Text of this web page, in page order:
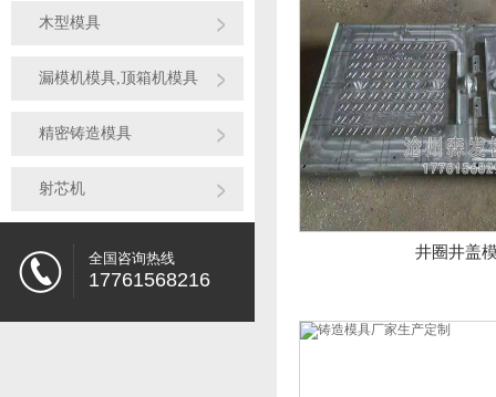
木型模具
漏模机模具,顶箱机模具
精密铸造模具
射芯机
全国咨询热线
17761568216
井圈井盖